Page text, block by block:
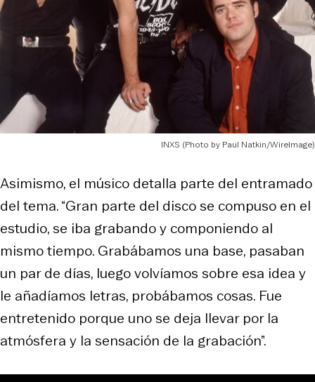
INXS (Photo by Paul Natkin/WireImage)
Asimismo, el músico detalla parte del entramado
del tema. “Gran parte del disco se compuso en el
estudio, se iba grabando y componiendo al
mismo tiempo. Grabábamos una base, pasaban
un par de días, luego volvíamos sobre esa idea y
le añadíamos letras, probábamos cosas. Fue
entretenido porque uno se deja llevar por la
atmósfera y la sensación de la grabación”.